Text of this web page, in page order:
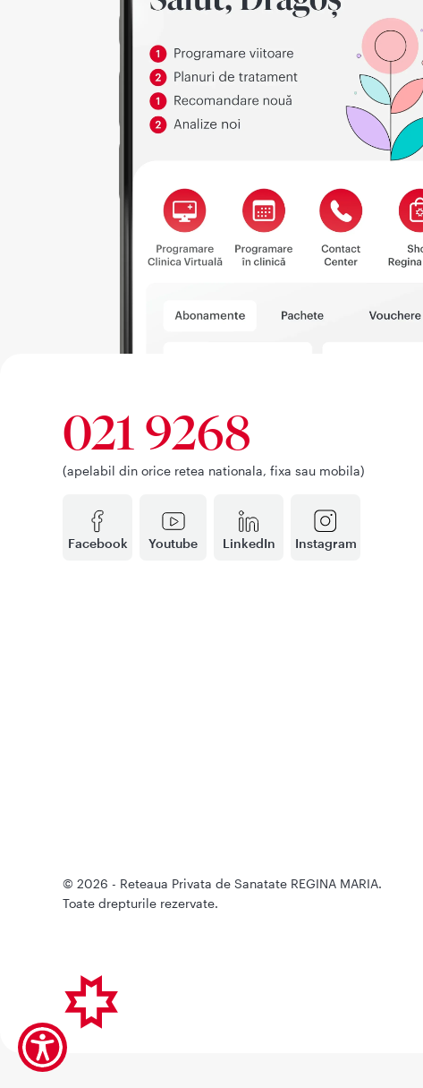
Facebook Youtube LinkedIn Instagram
021 9268
(apelabil din orice retea nationala, fixa sau mobila)
© 2026 - Reteaua Privata de Sanatate REGINA MARIA.
Toate drepturile rezervate.